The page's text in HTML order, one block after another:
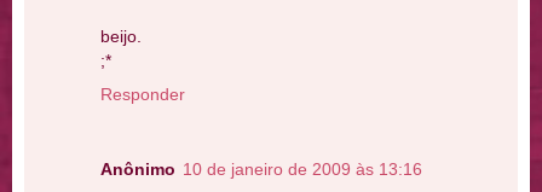
beijo.
;*
Responder
Anônimo 10 de janeiro de 2009 às 13:16